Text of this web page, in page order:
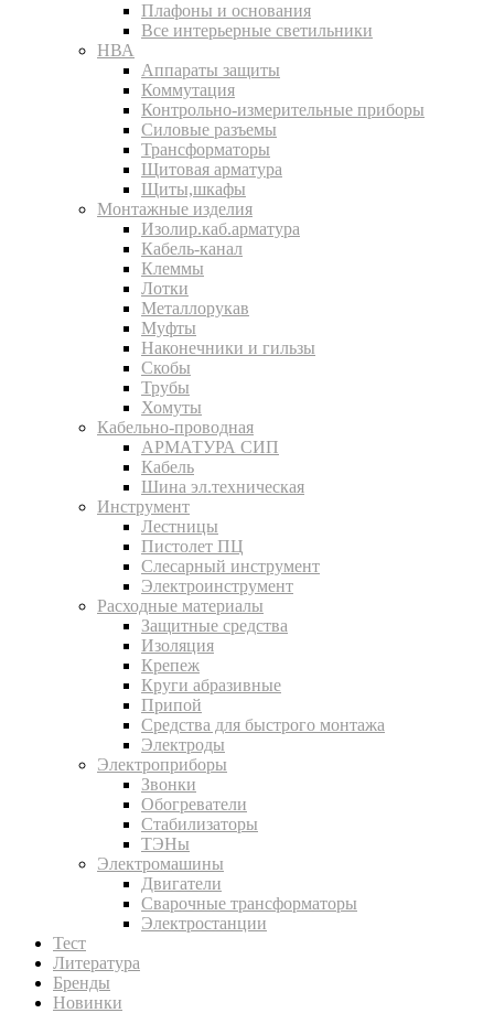
Плафоны и основания
Все интерьерные светильники
НВА
Аппараты защиты
Коммутация
Контрольно-измерительные приборы
Силовые разъемы
Трансформаторы
Щитовая арматура
Щиты,шкафы
Монтажные изделия
Изолир.каб.арматура
Кабель-канал
Клеммы
Лотки
Металлорукав
Муфты
Наконечники и гильзы
Скобы
Трубы
Хомуты
Кабельно-проводная
АРМАТУРА СИП
Кабель
Шина эл.техническая
Инструмент
Лестницы
Пистолет ПЦ
Слесарный инструмент
Электроинструмент
Расходные материалы
Защитные средства
Изоляция
Крепеж
Круги абразивные
Припой
Средства для быстрого монтажа
Электроды
Электроприборы
Звонки
Обогреватели
Стабилизаторы
ТЭНы
Электромашины
Двигатели
Сварочные трансформаторы
Электростанции
Тест
Литература
Бренды
Новинки